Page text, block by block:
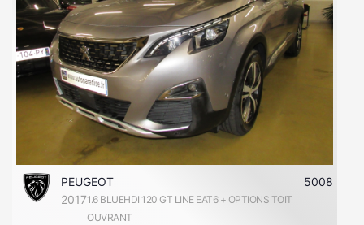
PEUGEOT
5008
20171.6 BLUEHDI 120 GT LINE EAT6 + OPTIONS TOIT
OUVRANT